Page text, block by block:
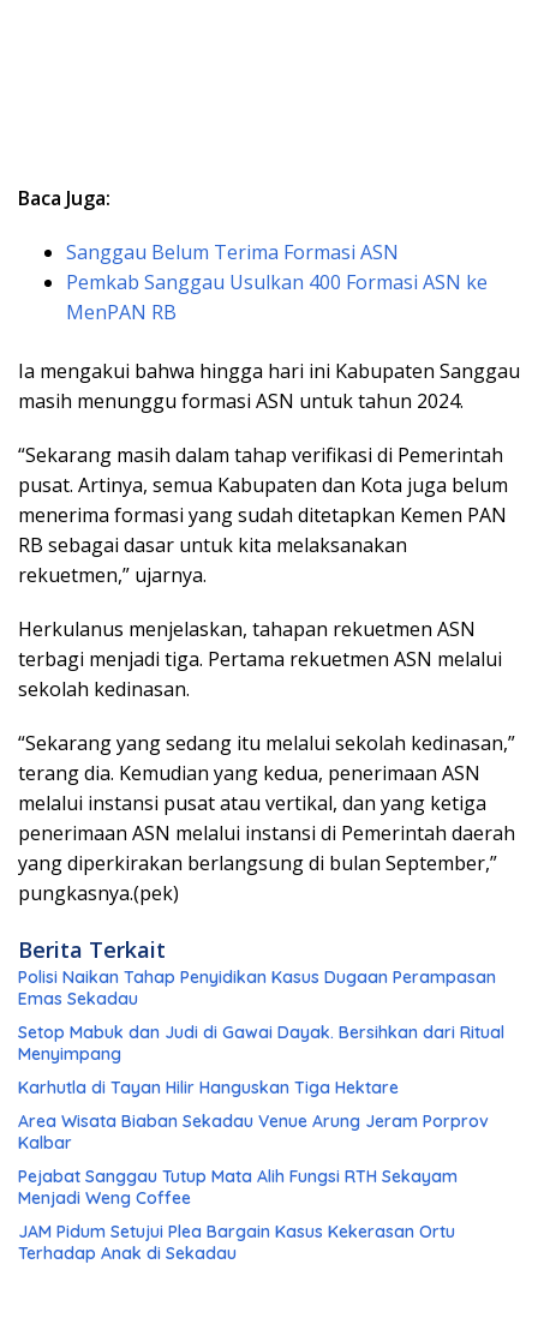
Baca Juga:
Sanggau Belum Terima Formasi ASN
Pemkab Sanggau Usulkan 400 Formasi ASN ke
MenPAN RB
Ia mengakui bahwa hingga hari ini Kabupaten Sanggau
masih menunggu formasi ASN untuk tahun 2024.
“Sekarang masih dalam tahap verifikasi di Pemerintah
pusat. Artinya, semua Kabupaten dan Kota juga belum
menerima formasi yang sudah ditetapkan Kemen PAN
RB sebagai dasar untuk kita melaksanakan
rekuetmen,” ujarnya.
Herkulanus menjelaskan, tahapan rekuetmen ASN
terbagi menjadi tiga. Pertama rekuetmen ASN melalui
sekolah kedinasan.
“Sekarang yang sedang itu melalui sekolah kedinasan,”
terang dia. Kemudian yang kedua, penerimaan ASN
melalui instansi pusat atau vertikal, dan yang ketiga
penerimaan ASN melalui instansi di Pemerintah daerah
yang diperkirakan berlangsung di bulan September,”
pungkasnya.(pek)
Berita Terkait
Polisi Naikan Tahap Penyidikan Kasus Dugaan Perampasan
Emas Sekadau
Setop Mabuk dan Judi di Gawai Dayak. Bersihkan dari Ritual
Menyimpang
Karhutla di Tayan Hilir Hanguskan Tiga Hektare
Area Wisata Biaban Sekadau Venue Arung Jeram Porprov
Kalbar
Pejabat Sanggau Tutup Mata Alih Fungsi RTH Sekayam
Menjadi Weng Coffee
JAM Pidum Setujui Plea Bargain Kasus Kekerasan Ortu
Terhadap Anak di Sekadau